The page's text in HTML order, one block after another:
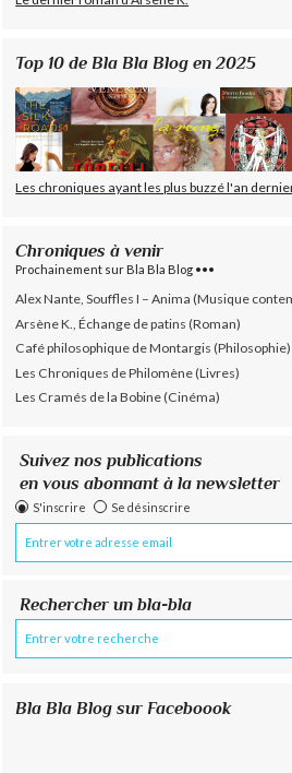
Top 10 de Bla Bla Blog en 2025
Les chroniques ayant les plus buzzé l'an
Chroniques à venir
Prochainement sur Bla Bla Blog •••
Alex Nante, Souffles I – Anima (Musique
Arsène K., Échange de patins (Roman)
Café philosophique de Montargis (Philosophie)
Les Chroniques de Philomène (Livres)
Les Cramés de la Bobine (Cinéma)
Suivez nos publications
en vous abonnant à la newsletter
S'inscrire Se désinscrire
Rechercher un bla-bla
Bla Bla Blog sur Faceboook